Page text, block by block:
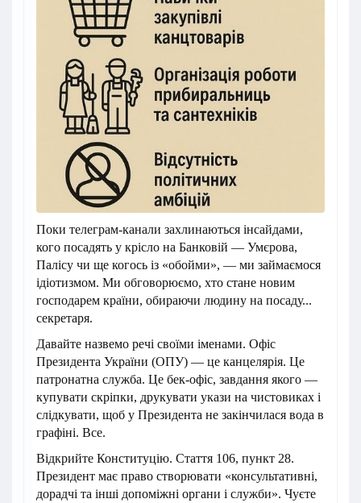
Поки телеграм-канали захлинаються інсайдами,
кого посадять у крісло на Банковій — Умєрова,
Палісу чи ще когось із «обойми», — ми займаємося
ідіотизмом. Ми обговорюємо, хто стане новим
господарем країни, обираючи людину на посаду...
секретаря.
Давайте назвемо речі своїми іменами. Офіс
Президента України (ОПУ) — це канцелярія. Це
патронатна служба. Це бек-офіс, завдання якого —
купувати скріпки, друкувати укази на чистовиках і
слідкувати, щоб у Президента не закінчилася вода в
графіні. Все.
Відкрийте Конституцію. Стаття 106, пункт 28.
Президент має право створювати «консультативні,
дорадчі та інші допоміжні органи і служби». Чуєте